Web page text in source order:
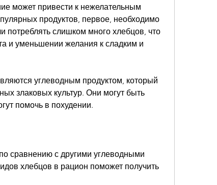
может привести к нежелательным
продуктов, первое, необходимо
потреблять слишком много хлебцов, что
и уменьшении желания к сладким и
углеводным продуктом, который
злаковых культур. Они могут быть
помочь в похудении.
сравнению с другими углеводными
хлебцов в рацион поможет получить